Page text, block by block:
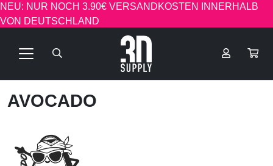
NEU: NUR NOCH 3.90€ VERSANDKOSTEN INNERHALB
VON DEUTSCHLAND
AVOCADO